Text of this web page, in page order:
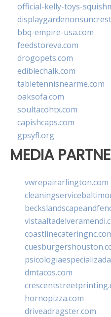
official-kelly-toys-
bbq-empire-usa.com
feedstoreva.com
drogopets.com
ediblechalk.com
tabletennisnearme.com
oaksofa.com
soultacohtx.com
capishcaps.com
gpsyfl.org
MEDIA
vwrepairarlington.com
dmtacos.com
hornopizza.com
driveadragster.com